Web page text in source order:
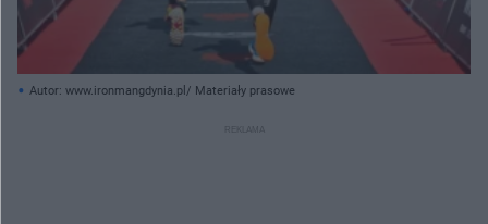
Autor: www.ironmangdynia.pl/ Materiały prasowe